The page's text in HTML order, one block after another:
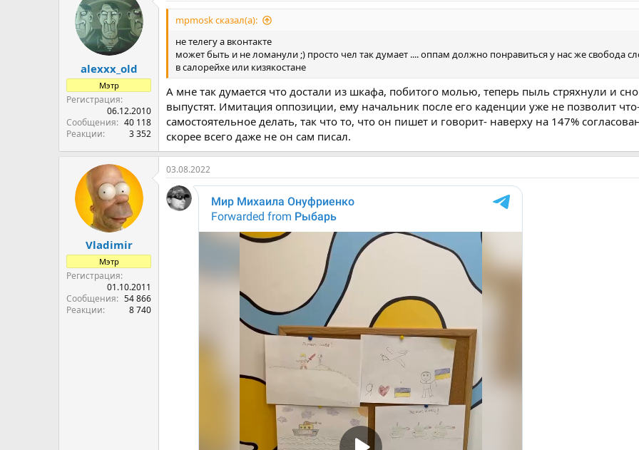
alexxx_old
Мэтр
Регистрация
06.12.2010
Сообщения
40 118
Реакции
3 352
mpmosk сказал(а):
не телегу а вконтакте
может быть и не ломанули ;) просто чел так думает .... оппам должно понравиться у нас же свобода
в салорейхе или кизякостане
А мне так думается что достали из шкафа, побитого молью, теперь пыль стряхнули и
выпустят. Имитация оппозиции, ему начальник после его каденции уже не позволит
самостоятельное делать, так что то, что он пишет и говорит- наверху на 147%
скорее всего даже не он сам писал.
Vladimir
Мэтр
Регистрация
01.10.2011
Сообщения
54 866
Реакции
8 740
03.08.2022